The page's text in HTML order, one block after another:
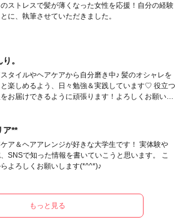
のストレスで髪が薄くなった女性を応援！自分の経験
に、執筆させていただきました。
。
タイルやヘアケアから自分磨き中♪ 髪のオシャレを
と楽しめるよう、日々勉強＆実践しています♡ 役立つ
お届けできるように頑張ります！よろしくお願いし
ア**
ア＆ヘアアレンジが好きな大学生です！ 実体験や
SNSで知った情報を書いていこうと思います。 こ
よろしくお願いします(*^^*)♪
もっと見る